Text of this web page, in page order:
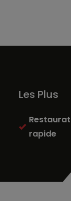
Les Plus
rapide